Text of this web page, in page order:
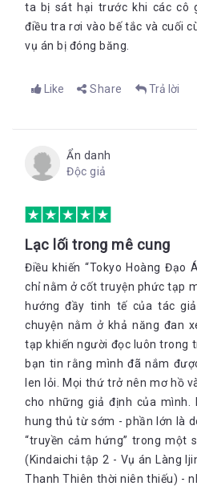
ta bị sát hại trước khi các cô
điều tra rơi vào bế tắc và cuối
vụ án bị đóng băng.
Like Share Trả lời
Ẩn danh
Độc giả
Lạc lối trong mê cung
Điều khiến “Tokyo Hoàng Đạo
chỉ nằm ở cốt truyện phức tạp
hướng đầy tinh tế của tác
chuyện nằm ở khả năng đan
tạp khiến người đọc luôn trong
bạn tin rằng mình đã nắm
len lỏi. Mọi thứ trở nên mơ hồ
cho những giả định của
hung thủ từ sớm - phần lớn là
“truyền cảm hứng” trong một
(Kindaichi tập 2 - Vụ án Làng
Thanh Thiên thời niên thiếu) -